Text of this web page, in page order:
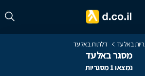
באלעד דלתות באלעד
מסגר באלעד
נמצאו 1 מסגריות